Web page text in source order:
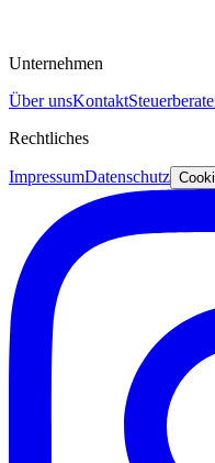
Unternehmen
Über unsKontakt
Rechtliches
ImpressumDatenschutz